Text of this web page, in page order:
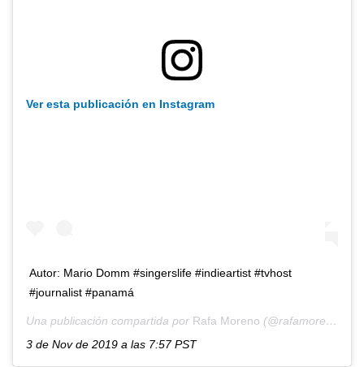
Ver esta publicación en Instagram
Autor: Mario Domm #singerslife #indieartist #tvhost
#journalist #panamá
Una publicación compartida por Rafa Moreno (@rafamorenomusica) el
3 de Nov de 2019 a las 7:57 PST